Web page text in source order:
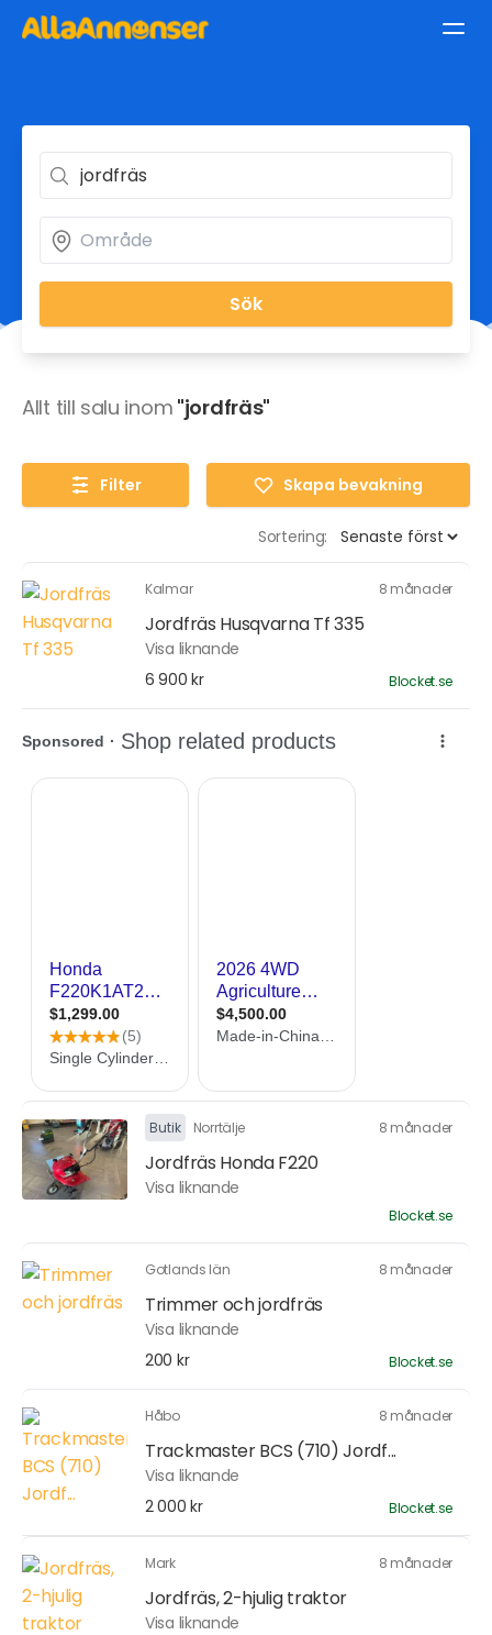
Sök
Allt till salu inom "jordfräs"
Filter Skapa bevakning
Sortering:
Kalmar 8 månader
Jordfräs Husqvarna Tf 335
Visa liknande
6 900 kr
Blocket.se
Butik Norrtälje 8 månader
Jordfräs Honda F220
Visa liknande
Blocket.se
Gotlands län 8 månader
Trimmer och jordfräs
Visa liknande
200 kr
Blocket.se
Håbo 8 månader
Trackmaster BCS (710) Jordf...
Visa liknande
2 000 kr
Blocket.se
Mark 8 månader
Jordfräs, 2-hjulig traktor
Visa liknande